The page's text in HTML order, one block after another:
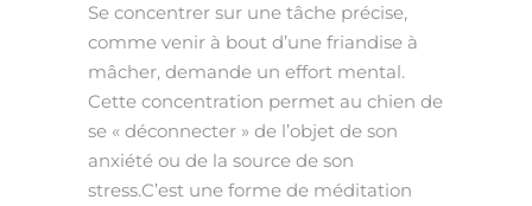
Se concentrer sur une tâche précise,
comme venir à bout d’une friandise à
mâcher, demande un effort mental.
Cette concentration permet au chien de
se « déconnecter » de l’objet de son
anxiété ou de la source de son
stress.C’est une forme de méditation